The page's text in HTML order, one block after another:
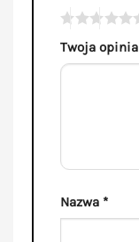
Twoja opinia
Nazwa *